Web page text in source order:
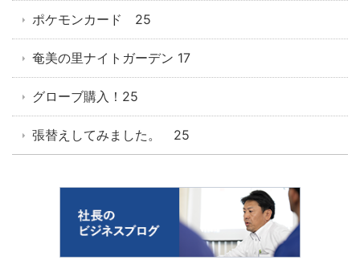
ポケモンカード 25
奄美の里ナイトガーデン 17
グローブ購入！25
張替えしてみました。 25